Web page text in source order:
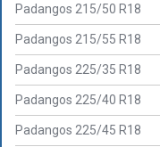
Padangos 215/50 R18
Padangos 215/55 R18
Padangos 225/35 R18
Padangos 225/40 R18
Padangos 225/45 R18